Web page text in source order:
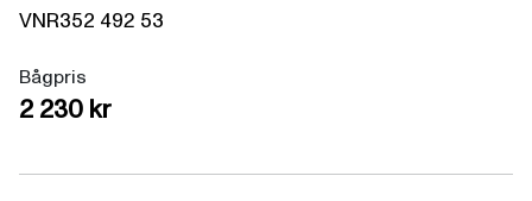
VNR352 492 53
Bågpris
2 230 kr